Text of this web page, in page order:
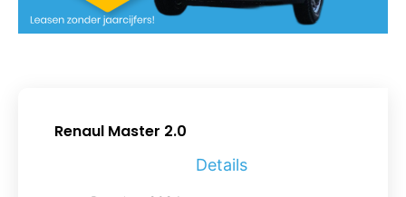
Renaul Master 2.0
Details